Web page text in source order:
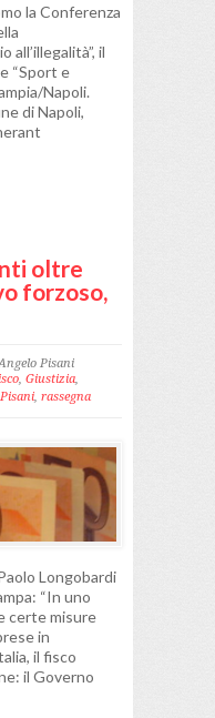
la Conferenza
all’illegalità”, il
“Sport e
Napoli.
di Napoli,
oltre
forzoso,
Pisani
, Giustizia,
Pisani, rassegna
Longobardi
“In uno
certe misure
in
il fisco
il Governo